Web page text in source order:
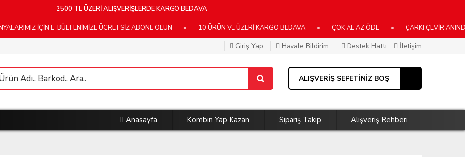
2500 TL ÜZERİ ALIŞVERİŞLERDE KARGO BEDAVA
İÇİN E-BÜLTENİMİZE ÜCRETSİZ ABONE OLUN • 10 ÜRÜN VE ÜZERİ KARGO BEDAVA • ÇOK AL AZ ÖDE • ÇARKI ÇEVİR ANINDA
Giriş Yap Havale Bildirim Destek Hattı İletişim
ALIŞVERİŞ SEPETİNİZ BOŞ
Anasayfa Kombin Yap Kazan Sipariş Takip Alışveriş Rehberi